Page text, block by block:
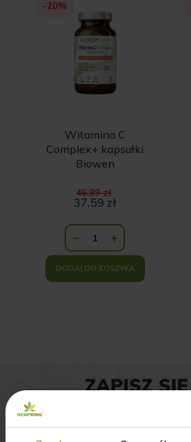
-20%
Witamina C
Complex+ kapsułki
Biowen
46.99zł
cena
46.99 zł.
37.59 zł
cena
wynosi:
37.59 zł.
DODAJ DO KOSZYKA